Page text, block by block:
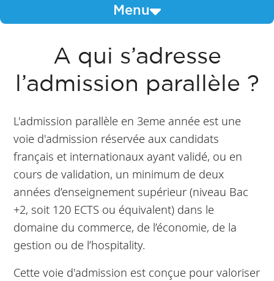
Menu
A qui s’adresse
l’admission parallèle ?
L'admission parallèle en 3eme année est une
voie d'admission réservée aux candidats
français et internationaux ayant validé, ou en
cours de validation, un minimum de deux
années d’enseignement supérieur (niveau Bac
+2, soit 120 ECTS ou équivalent) dans le
domaine du commerce, de l’économie, de la
gestion ou de l’hospitality.
Cette voie d'admission est conçue pour valoriser